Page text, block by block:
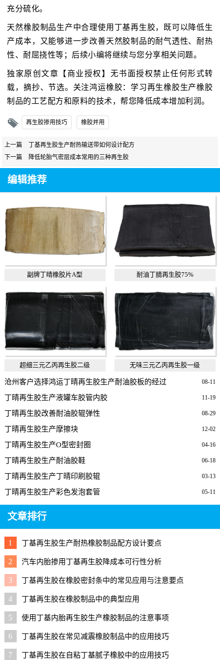
充分硫化。
天然橡胶制品生产中合理使用丁基再生胶，既可以降低生
产成本，又能够进一步改善天然胶制品的耐气透性、耐热
性、耐屈挠性等；后续小编将继续与您分享相关问题。
独家原创文章【商业授权】无书面授权禁止任何形式转
载，摘抄、节选。关注鸿运橡胶：学习再生橡胶生产橡胶
制品的工艺配方和原料的技术，帮您降低成本增加利润。
再生胶掺用技巧 橡胶并用
上一篇
丁基再生胶生产耐热输送带如何设计配方
下一篇
降低轮胎气密层成本常用的三种再生胶
编辑推荐
副牌丁晴橡胶片A型 耐油丁腈再生胶75%
超细三元乙丙再生胶二级 无味三元乙丙再生胶一级
08-11
沧州客户选择鸿运丁晴再生胶生产耐油胶板的经过
11-19
丁晴再生胶生产液罐车胶管内胶
08-29
丁晴再生胶改善耐油胶辊弹性
12-02
丁晴再生胶生产摩擦块
04-16
丁晴再生胶生产O型密封圈
06-18
丁晴再生胶生产耐油胶鞋
03-13
丁晴再生胶生产丁晴印刷胶辊
05-11
丁晴再生胶生产彩色发泡套管
文章排行
1 丁基再生胶生产耐热橡胶制品配方设计要点
2 汽车内胎掺用丁基再生胶降成本可行性分析
3 丁基再生胶在橡胶密封条中的常见应用与注意要点
4 丁基再生胶在橡胶制品中的典型应用
5 使用丁基内胎再生胶生产橡胶制品的注意事项
6 丁基再生胶在常见减震橡胶制品中的应用技巧
7 丁基再生胶在自粘丁基腻子橡胶中的应用技巧